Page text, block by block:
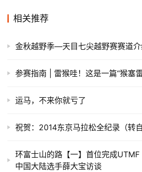
赞(31)
生成海报
运动教室 | 为什么在进行LSD训练时
上一篇
北马新增防作弊手环 / 莫法拉大北
完成3000米障碍赛，还夺冠了